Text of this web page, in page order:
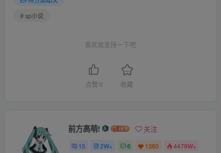
得他那么重要，最少现在是。从现在起，你四个朋友的所有
惩罚全部取消，而他们剩余的所有部份加上你自己原有的部
天接受一次你四个朋友对你的惩罚，而休息的一天将被安排
做所有的锁事，也包括帮你所在家庭的朋友洗衣物等等，你
# sp小说
喜欢就支持一下吧
点赞 0 收藏
前方高萌! 关注
15 2W+ 6 1360 4479W+